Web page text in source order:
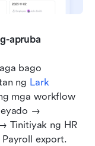
apruba
bago
ng Lark
mga workflow
→
Tinitiyak ng HR
export.